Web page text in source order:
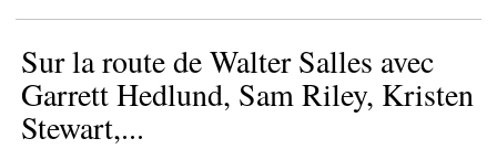
Sur la route de Walter Salles avec
Garrett Hedlund, Sam Riley, Kristen
Stewart,...